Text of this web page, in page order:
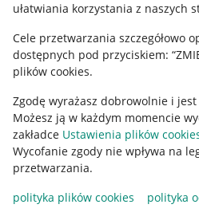
ułatwiania korzystania z naszych
Cele przetwarzania szczegółowo
dostępnych pod przyciskiem:
plików cookies.
Zgodę wyrażasz dobrowolnie i
Możesz ją w każdym momencie
zakładce Ustawienia plików
Wycofanie zgody nie wpływa na
przetwarzania.
polityka plików cookies
polityka
Ustawienia plików "cookies"
Udostępnianie lokalizacji
Informacje dla Aktu o Usługach
Pobierz aplikację